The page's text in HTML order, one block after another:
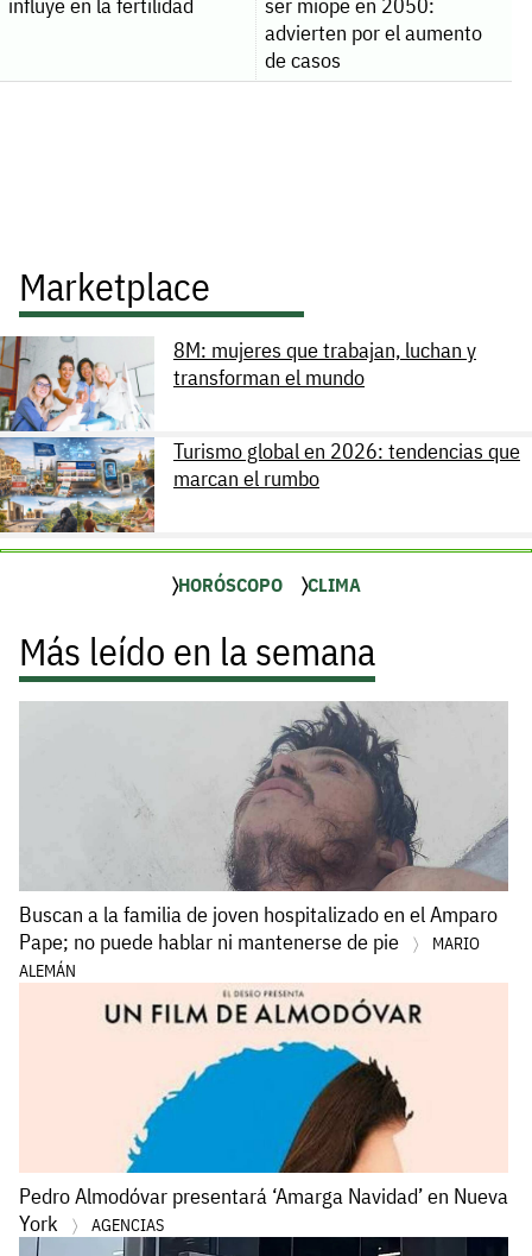
advierten por el aumento
de casos
Marketplace
8M: mujeres que trabajan, luchan y
transforman el mundo
Turismo global en 2026: tendencias que
marcan el rumbo
HORÓSCOPO CLIMA
Más leído en la semana
Buscan a la familia de joven hospitalizado en el Amparo
Pape; no puede hablar ni mantenerse de pie
MARIO
ALEMÁN
Pedro Almodóvar presentará ‘Amarga Navidad’ en Nueva
York
AGENCIAS